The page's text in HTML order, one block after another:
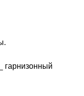
гарнизонный